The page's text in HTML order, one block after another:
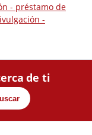
- préstamo de
-
de ti